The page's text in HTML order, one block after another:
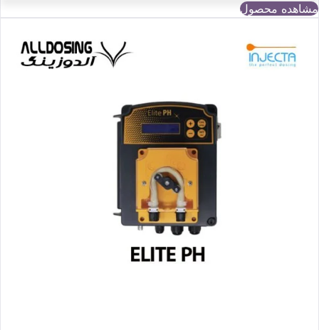
مشاهده محصول